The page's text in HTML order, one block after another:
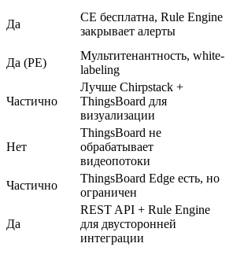
Да
CE бесплатна, Rule Engine
закрывает алерты
Да (PE)
Мультитенантность, white-
labeling
Частично
Лучше Chirpstack +
ThingsBoard для
визуализации
Нет
ThingsBoard не
обрабатывает
видеопотоки
Частично
ThingsBoard Edge есть, но
ограничен
Да
REST API + Rule Engine
для двусторонней
интеграции